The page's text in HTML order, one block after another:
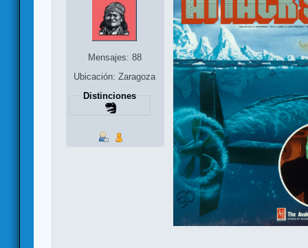
Mensajes: 88
Ubicación: Zaragoza
Distinciones